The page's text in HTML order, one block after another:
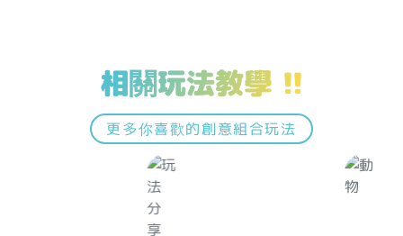
相關玩法教學 !!
更多你喜歡的創意組合玩法